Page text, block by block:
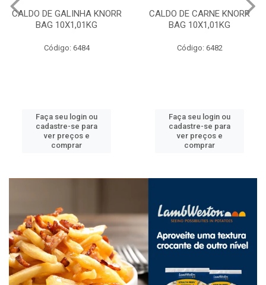
CALDO DE GALINHA KNORR
BAG 10X1,01KG
Código: 6484
Faça seu login ou
cadastre-se para
ver preços e
comprar
CALDO DE CARNE KNORR
BAG 10X1,01KG
Código: 6482
Faça seu login ou
cadastre-se para
ver preços e
comprar